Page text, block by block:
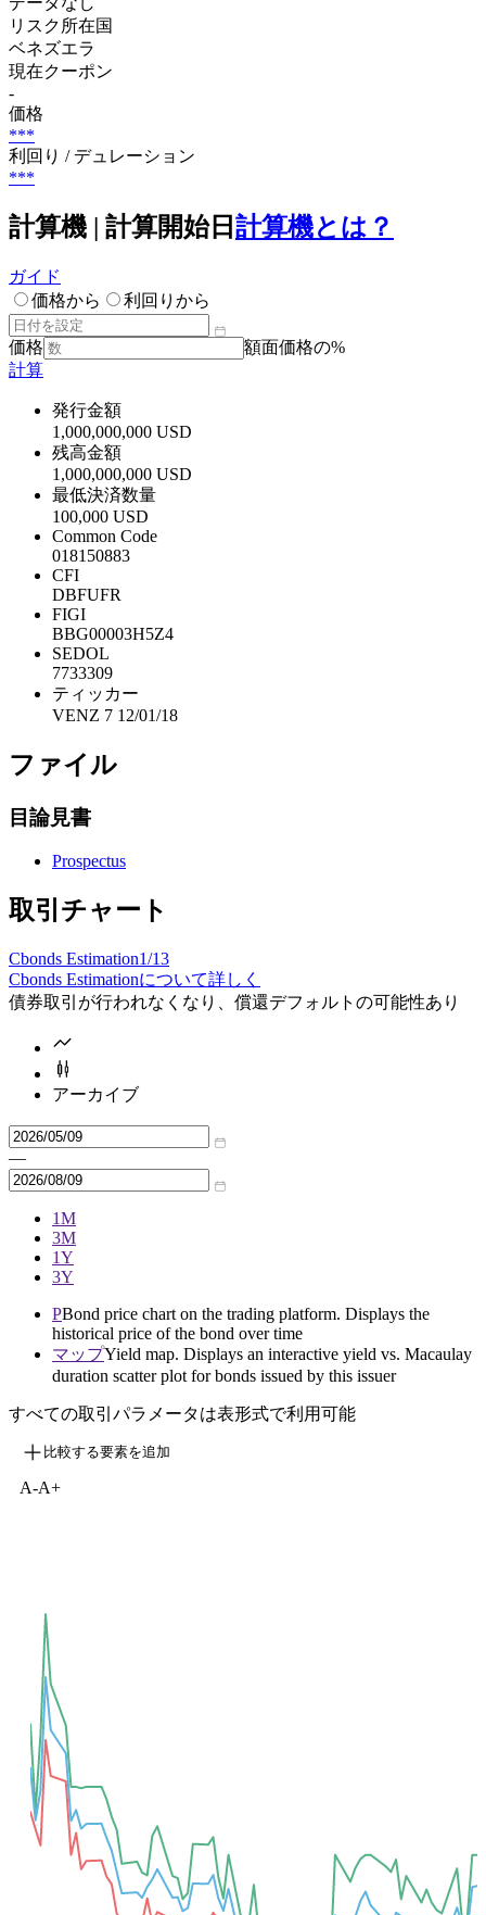
リスク所在国
ベネズエラ
現在クーポン
-
価格
***
利回り / デュレーション
***
計算機 | 計算開始日 計算機とは？
ガイド
価格から
利回りから
価格
額面価格の%
計算
発行金額
1,000,000,000 USD
残高金額
1,000,000,000 USD
最低決済数量
100,000 USD
Common Code
018150883
CFI
DBFUFR
FIGI
BBG00003H5Z4
SEDOL
7733309
ティッカー
VENZ 7 12/01/18
ファイル
目論見書
Prospectus
取引チャート
Cbonds Estimation1/13
Cbonds Estimationについて詳しく
債券取引が行われなくなり、償還デフォルトの可能性あり
アーカイブ
—
1M
3M
1Y
3Y
PBond price chart on the trading platform. Displays the
historical price of the bond over time
マップYield map. Displays an interactive yield vs. Macaulay
duration scatter plot for bonds issued by this issuer
すべての取引パラメータは表形式で利用可能
比較する要素を追加